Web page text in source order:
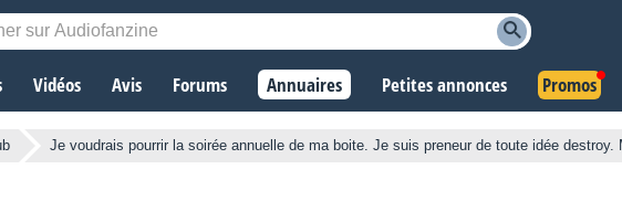
Vidéos Avis Forums Annuaires Petites annonces Promos
Je voudrais pourrir la soirée annuelle de ma boite. Je suis preneur de toute idée destroy.